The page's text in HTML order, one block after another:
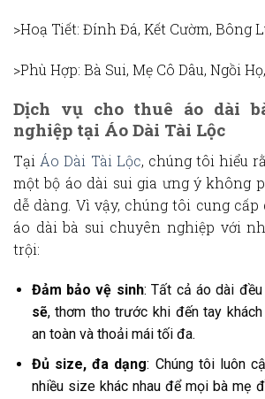
>Hoạ Tiết: Đính Đá, Kết Cườm, Bông
>Phù Hợp: Bà Sui, Mẹ Cô Dâu, Ngồi
Dịch vụ cho thuê áo dài
nghiệp tại Áo Dài Tài Lộc
Tại Áo Dài Tài Lộc, chúng tôi hiểu
một bộ áo dài sui gia ưng ý không
dễ dàng. Vì vậy, chúng tôi cung
áo dài bà sui chuyên nghiệp với
trội:
Đảm bảo vệ sinh: Tất cả áo dài
sẽ, thơm tho trước khi đến tay
an toàn và thoải mái tối đa.
Đủ size, đa dạng: Chúng tôi luôn
nhiều size khác nhau để mọi bà mẹ